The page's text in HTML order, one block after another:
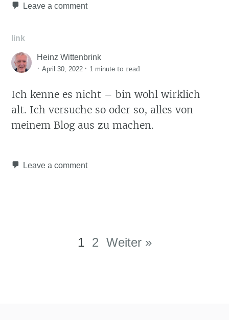
Leave a comment
link
Heinz Wittenbrink
·April 30, 2022 · 1 minute to read
Ich kenne es nicht – bin wohl wirklich
alt. Ich versuche so oder so, alles von
meinem Blog aus zu machen.
Leave a comment
1 2 Weiter »